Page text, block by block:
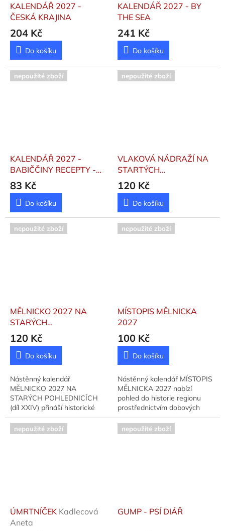
KALENDÁŘ 2027 -
ČESKÁ KRAJINA
204 Kč
Do košíku
KALENDÁŘ 2027 - BY
THE SEA
241 Kč
Do košíku
nepoužité zboží
KALENDÁŘ 2027 -
BABIČČINY RECEPTY -
STOLNÍ
83 Kč
Do košíku
nepoužité zboží
VLAKOVÁ NÁDRAŽÍ NA
STARTÝCH
POHLEDNICÍCH 2027
120 Kč
Do košíku
nepoužité zboží
MĚLNICKO 2027 NA
STARÝCH
POHLEDNICÍCH
120 Kč
Do košíku
Nástěnný kalendář
MĚLNICKO 2027 NA
STARÝCH POHLEDNICÍCH
(díl XXIV) přináší historické
snímky měst a obcí regionu.
Vydáno: 2026, nakladatel:
Martina Koubová.
nepoužité zboží
MÍSTOPIS MĚLNICKA
2027
100 Kč
Do košíku
Nástěnný kalendář MÍSTOPIS
MĚLNICKA 2027 nabízí
pohled do historie regionu
prostřednictvím dobových
fotografií. Nakladatel:
Kalousková, Vydáno: 2026.
nepoužité zboží
ÚMRTNÍČEK Kadlecová
Aneta
nepoužité zboží
GUMP - PSÍ DIÁŘ